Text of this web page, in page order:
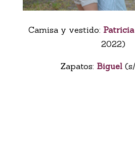
Camisa y vestido:
2022)
Zapatos: Biguel